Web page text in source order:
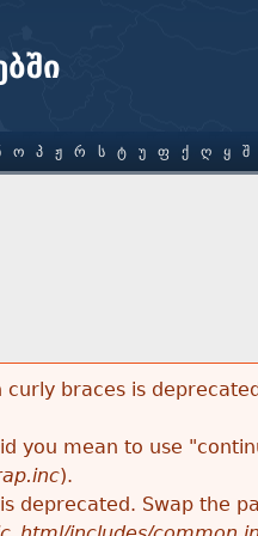
braces is
you mean to use
).
deprecated. Swap the
Ო Პ Ჟ Რ Ს Ტ Უ Ფ Ქ Ღ Ყ Შ